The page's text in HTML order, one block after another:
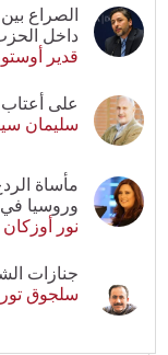
الصراع
داخل
قدير
على أعتاب
سليمان
مأساة
وروسيا
نور أوزكان
جنازات
سلجوق